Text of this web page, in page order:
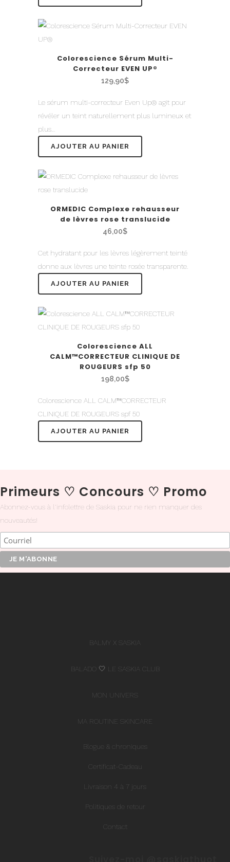
Colorescience Sérum Multi-
Correcteur EVEN UP®
129,90$
Le sérum multi-correcteur Even Up® agit pour
révéler un teint naturellement plus lumineux et
plus…
AJOUTER AU PANIER
ORMEDIC Complexe rehausseur
de lèvres rose translucide
46,00$
Cet hydratant pour les lèvres légèrement teinté
donne aux lèvres une teinte rosée transparente.
AJOUTER AU PANIER
Colorescience ALL
CALM™CORRECTEUR CLINIQUE DE
ROUGEURS sfp 50
198,00$
Colorescience ALL CALM™CORRECTEUR
CLINIQUE DE ROUGEURS spf 50
AJOUTER AU PANIER
Primeurs ♡ Concours ♡ Promo
Abonnez-vous à l'infolettre de Saskia pour ne rien manquer des
nouveautés!
BALMY X SASKIA
BALADO 🤍 LE SASKIA CLUB
MON UNIVERS
MA ROUTINE SKINCARE
Blogue & chroniques
Certificat-Cadeau
Livraison 4 à 7 jours
Politiques de retour
Contact